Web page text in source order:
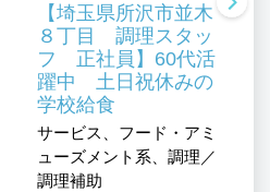
【埼玉県所沢市並木
８丁目 調理スタッ
フ 正社員】60代活
躍中 土日祝休みの
学校給食
サービス、フード・アミ
ューズメント系、調理／
調理補助